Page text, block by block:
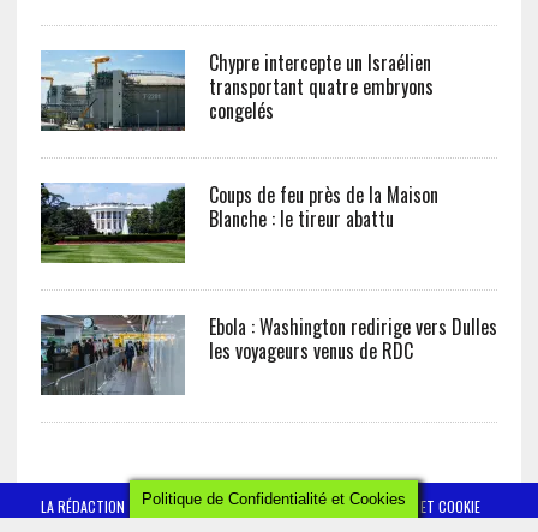
Chypre intercepte un Israélien
transportant quatre embryons
congelés
Coups de feu près de la Maison
Blanche : le tireur abattu
Ebola : Washington redirige vers Dulles
les voyageurs venus de RDC
LA RÉDACTION CONTACT
POLITIQUE DE CONFIDENTIALITÉ ET COOKIE
Politique de Confidentialité et Cookies